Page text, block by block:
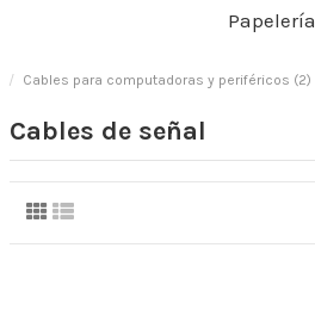
Papelería
Cables para computadoras y periféricos (2)
Cables de señal